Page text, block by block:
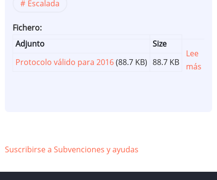
Escalada
Fichero
Adjunto
Size
Protocolo válido para 2016(88.7 KB) 88.7 KB
Lee
más
de
Suscribirse a Subvenciones y ayudas